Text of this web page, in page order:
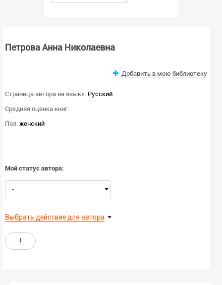
Петрова Анна Николаевна
Добавить в мою библиотеку
Страница автора на языке: Русский
Средняя оценка книг:
Пол: женский
Мой статус автора:
-
Выбрать действие для автора
!